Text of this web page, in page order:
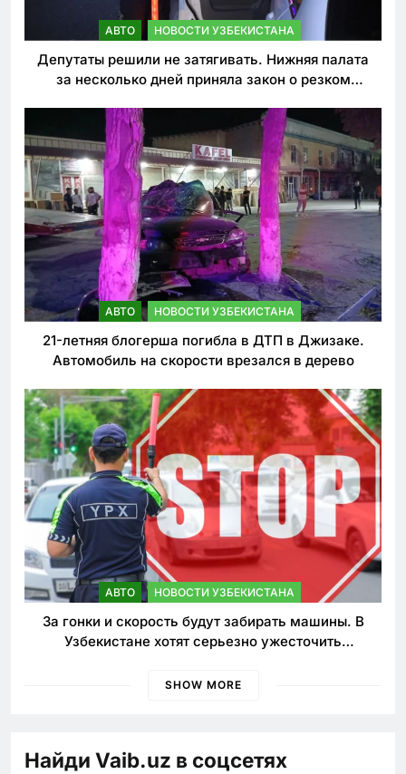
АВТО НОВОСТИ УЗБЕКИСТАНА
Депутаты решили не затягивать. Нижняя палата
за несколько дней приняла закон о резком
АВТО НОВОСТИ УЗБЕКИСТАНА
21-летняя блогерша погибла в ДТП в Джизаке.
Автомобиль на скорости врезался в дерево
АВТО НОВОСТИ УЗБЕКИСТАНА
За гонки и скорость будут забирать машины. В
Узбекистане хотят серьезно ужесточить
SHOW MORE
Найди Vaib.uz в соцсетях